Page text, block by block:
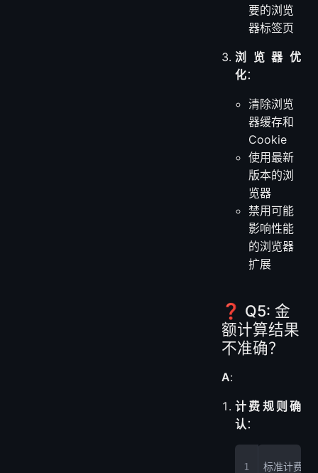
要的浏览
器标签页
浏览器优
化：
清除浏览
器缓存和
Cookie
使用最新
版本的浏
览器
禁用可能
影响性能
的浏览器
扩展
❓ Q5: 金
额计算结果
不准确？
A:
计费规则确
认 ：
标准计费方